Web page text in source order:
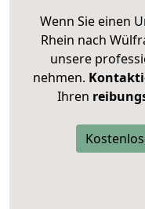
Wenn Sie einen
Rhein nach
unsere
nehmen.
Ihren